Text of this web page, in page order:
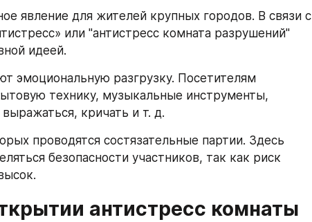
явление для жителей крупных городов. В связи с
или "антистресс комната разрушений"
идеей.
эмоциональную разгрузку. Посетителям
технику, музыкальные инструменты,
кричать и т. д.
проводятся состязательные партии. Здесь
безопасности участников, так как риск
антистресс комнаты